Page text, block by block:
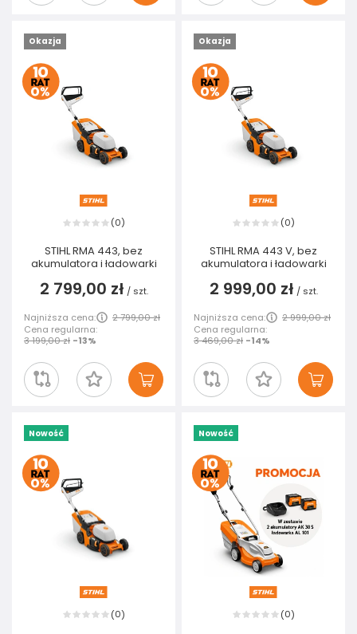
Okazja
(0)
STIHL RMA 443, bez
akumulatora i ładowarki
2 799,00 zł / szt.
Najniższa cena:
2 799,00 zł
Cena regularna:
3 199,00 zł -13%
Okazja
(0)
STIHL RMA 443 V, bez
akumulatora i ładowarki
2 999,00 zł / szt.
Najniższa cena:
2 999,00 zł
Cena regularna:
3 469,00 zł -14%
Nowość
(0)
Nowość
(0)